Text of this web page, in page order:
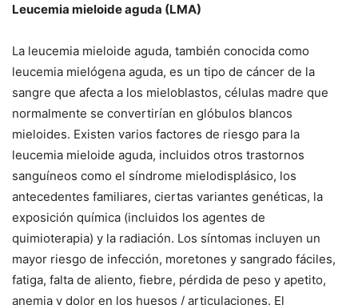
Leucemia mieloide aguda (LMA)
La leucemia mieloide aguda, también conocida como
leucemia mielógena aguda, es un tipo de cáncer de la
sangre que afecta a los mieloblastos, células madre que
normalmente se convertirían en glóbulos blancos
mieloides. Existen varios factores de riesgo para la
leucemia mieloide aguda, incluidos otros trastornos
sanguíneos como el síndrome mielodisplásico, los
antecedentes familiares, ciertas variantes genéticas, la
exposición química (incluidos los agentes de
quimioterapia) y la radiación. Los síntomas incluyen un
mayor riesgo de infección, moretones y sangrado fáciles,
fatiga, falta de aliento, fiebre, pérdida de peso y apetito,
anemia y dolor en los huesos / articulaciones. El